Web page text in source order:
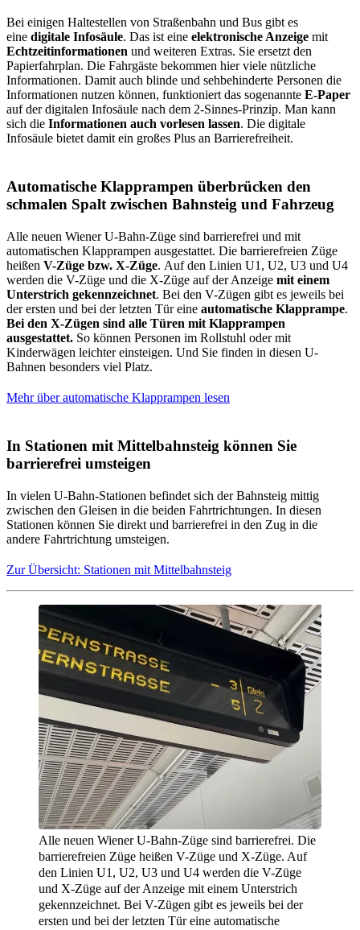
Bei einigen Haltestellen von Straßenbahn und Bus gibt es
eine digitale Infosäule. Das ist eine elektronische Anzeige mit
Echtzeitinformationen und weiteren Extras. Sie ersetzt den
Papierfahrplan. Die Fahrgäste bekommen hier viele nützliche
Informationen. Damit auch blinde und sehbehinderte Personen die
Informationen nutzen können, funktioniert das sogenannte E-Paper
auf der digitalen Infosäule nach dem 2-Sinnes-Prinzip. Man kann
sich die Informationen auch vorlesen lassen. Die digitale
Infosäule bietet damit ein großes Plus an Barrierefreiheit.
Automatische Klapprampen überbrücken den
schmalen Spalt zwischen Bahnsteig und Fahrzeug
Alle neuen Wiener U-Bahn-Züge sind barrierefrei und mit
automatischen Klapprampen ausgestattet. Die barrierefreien Züge
heißen V-Züge bzw. X-Züge. Auf den Linien U1, U2, U3 und U4
werden die V-Züge und die X-Züge auf der Anzeige mit einem
Unterstrich gekennzeichnet. Bei den V-Zügen gibt es jeweils bei
der ersten und bei der letzten Tür eine automatische Klapprampe.
Bei den X-Zügen sind alle Türen mit Klapprampen
ausgestattet. So können Personen im Rollstuhl oder mit
Kinderwägen leichter einsteigen. Und Sie finden in diesen U-
Bahnen besonders viel Platz.
Mehr über automatische Klapprampen lesen
In Stationen mit Mittelbahnsteig können Sie
barrierefrei umsteigen
In vielen U-Bahn-Stationen befindet sich der Bahnsteig mittig
zwischen den Gleisen in die beiden Fahrtrichtungen. In diesen
Stationen können Sie direkt und barrierefrei in den Zug in die
andere Fahrtrichtung umsteigen.
Zur Übersicht: Stationen mit Mittelbahnsteig
Alle neuen Wiener U-Bahn-Züge sind barrierefrei. Die
barrierefreien Züge heißen V-Züge und X-Züge. Auf
den Linien U1, U2, U3 und U4 werden die V-Züge
und X-Züge auf der Anzeige mit einem Unterstrich
gekennzeichnet. Bei V-Zügen gibt es jeweils bei der
ersten und bei der letzten Tür eine automatische